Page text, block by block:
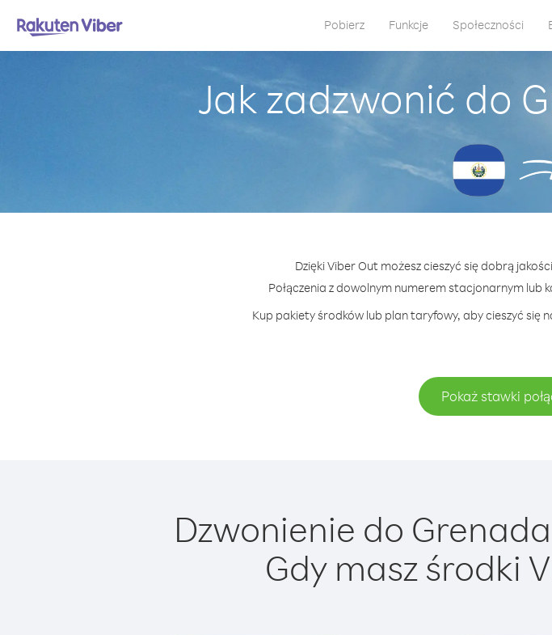
Pobierz Funkcje Społeczności
Jak zadzwonić do
Dzięki Viber Out możesz cieszyć się dobrą
Połączenia z dowolnym numerem stacjonarnym
Kup pakiety środków lub plan taryfowy, aby cieszyć się
Pokaż stawki
Dzwonienie do
Gdy masz środki